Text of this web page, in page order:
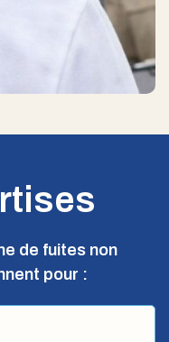
de fuites non
pour :